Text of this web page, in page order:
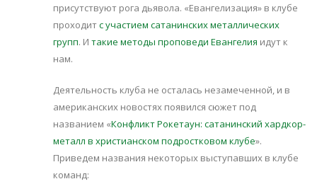
присутствуют рога дьявола. «Евангелизация» в клубе
проходитс участием сатанинских металлических
групп. И такие методы проповеди Евангелия идут к
нам.
Деятельность клуба не осталась незамеченной, и в
американских новостях появился сюжет под
названием «Конфликт Рокетаун: сатанинский хардкор-
металл в христианском подростковом клубе».
Приведем названия некоторых выступавших в клубе
команд: